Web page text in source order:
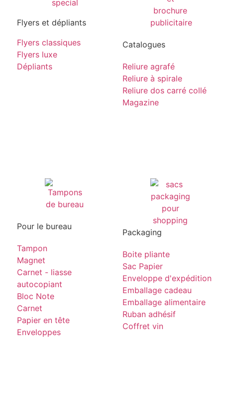
Flyers et dépliants
Flyers classiques
Flyers luxe
Dépliants
Catalogues
Reliure agrafé
Reliure à spirale
Reliure dos carré collé
Magazine
Pour le bureau
Tampon
Magnet
Carnet - liasse
autocopiant
Bloc Note
Carnet
Papier en tête
Enveloppes
Packaging
Boite pliante
Sac Papier
Enveloppe d'expédition
Emballage cadeau
Emballage alimentaire
Ruban adhésif
Coffret vin